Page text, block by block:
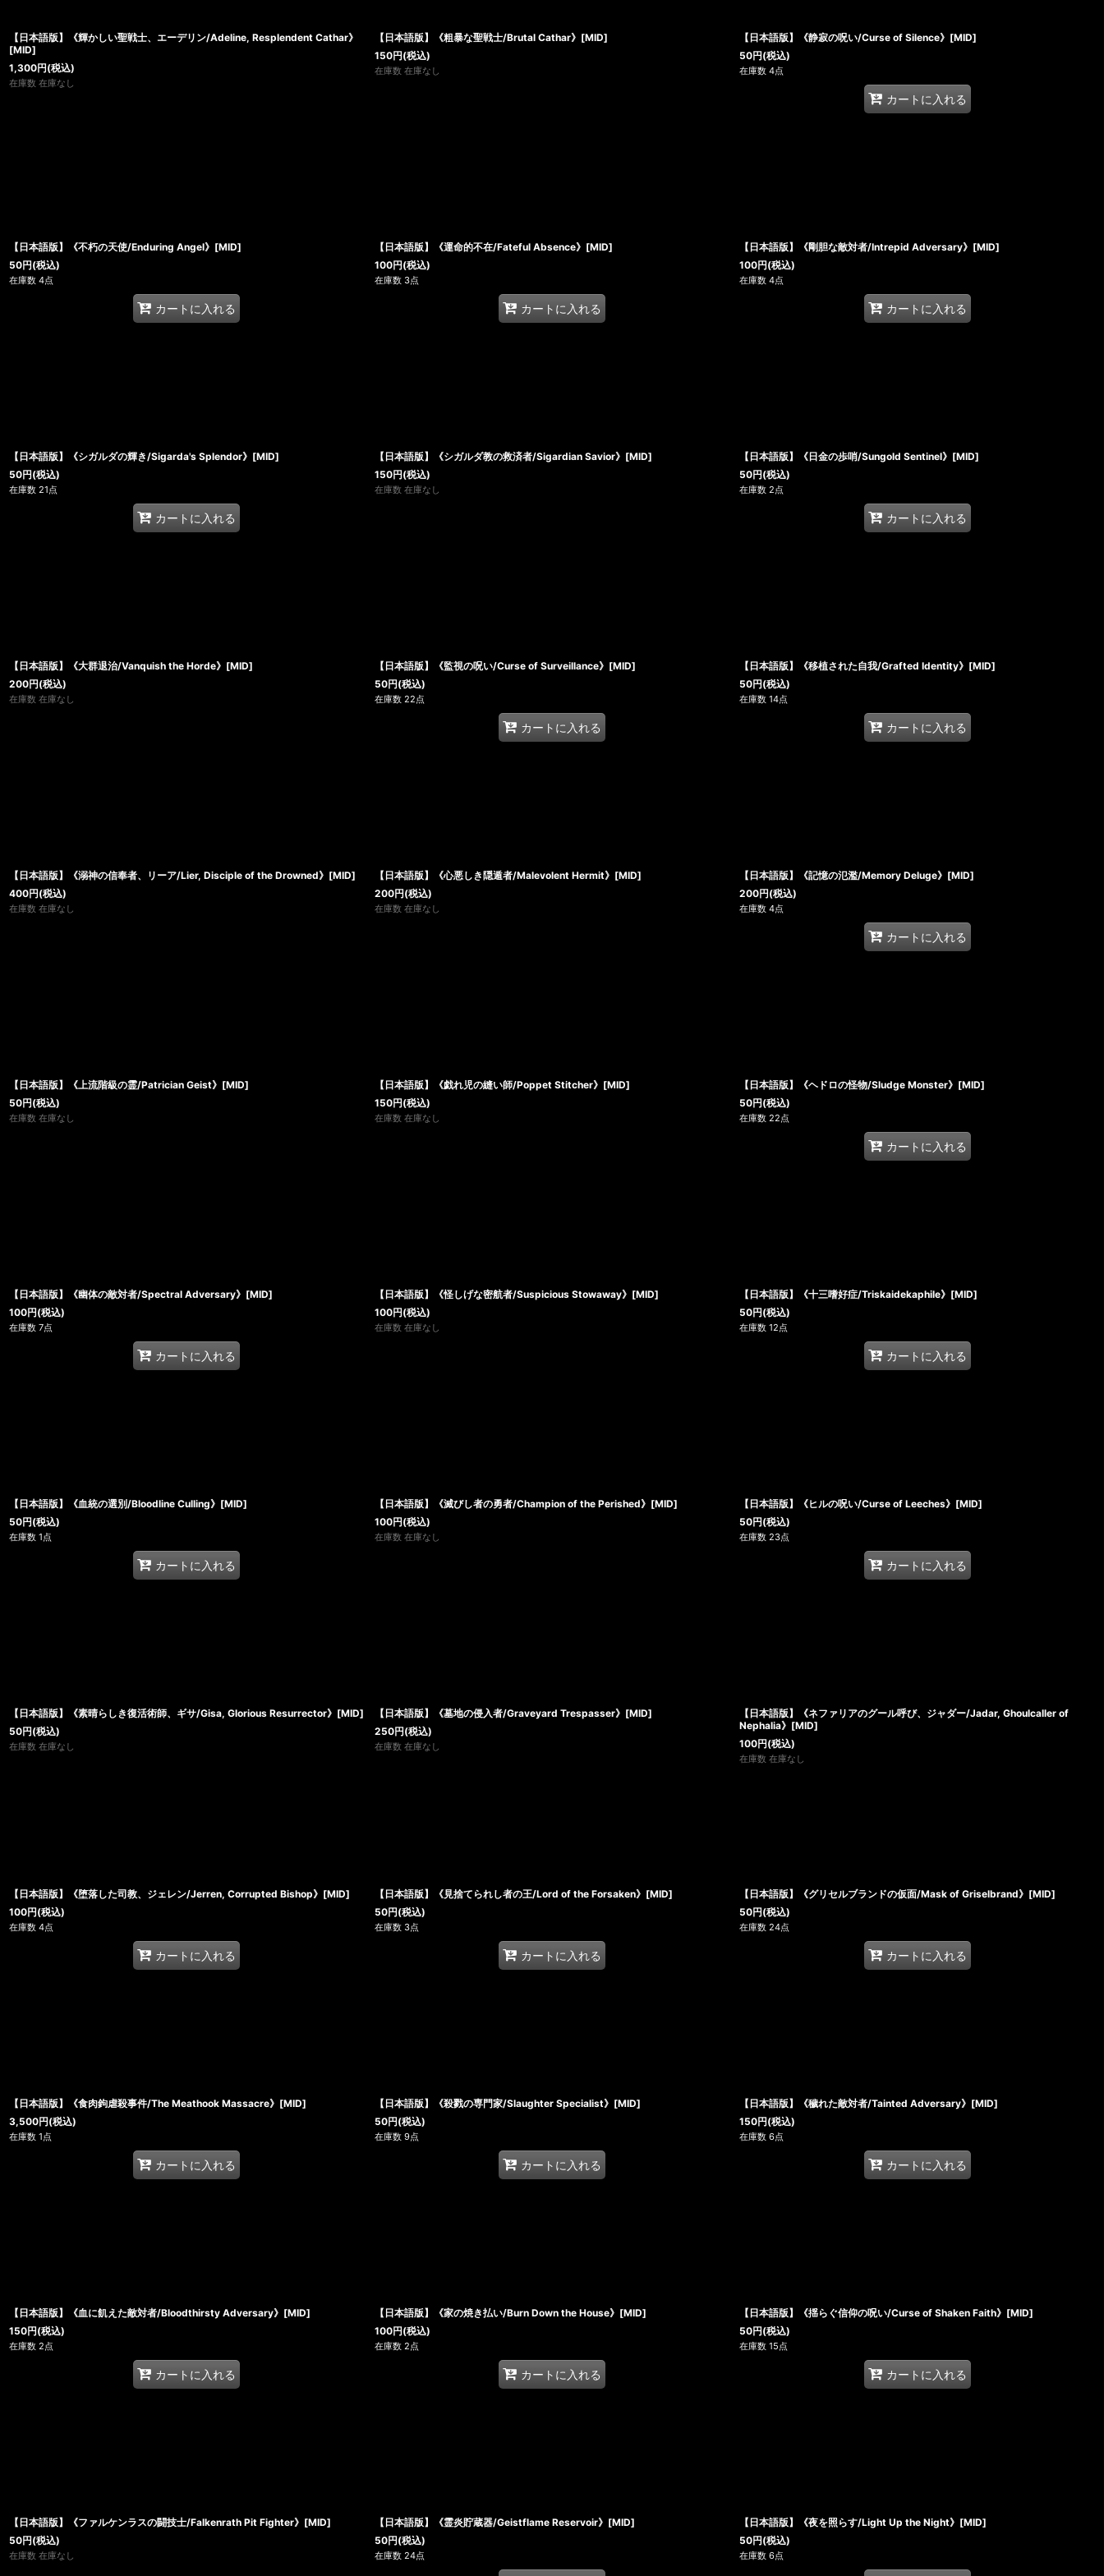
【日本語版】《輝かしい聖戦士、エーデリン/Adeline, Resplendent Cathar》
[MID]
1,300円(税込)
在庫数 在庫なし
【日本語版】《粗暴な聖戦士/Brutal Cathar》[MID]
150円(税込)
在庫数 在庫なし
【日本語版】《静寂の呪い/Curse of Silence》[MID]
50円(税込)
在庫数 4点
カートに入れる
【日本語版】《不朽の天使/Enduring Angel》[MID]
50円(税込)
在庫数 4点
カートに入れる
【日本語版】《運命的不在/Fateful Absence》[MID]
100円(税込)
在庫数 3点
カートに入れる
【日本語版】《剛胆な敵対者/Intrepid Adversary》[MID]
100円(税込)
在庫数 4点
カートに入れる
【日本語版】《シガルダの輝き/Sigarda's Splendor》[MID]
50円(税込)
在庫数 21点
カートに入れる
【日本語版】《シガルダ教の救済者/Sigardian Savior》[MID]
150円(税込)
在庫数 在庫なし
【日本語版】《日金の歩哨/Sungold Sentinel》[MID]
50円(税込)
在庫数 2点
カートに入れる
【日本語版】《大群退治/Vanquish the Horde》[MID]
200円(税込)
在庫数 在庫なし
【日本語版】《監視の呪い/Curse of Surveillance》[MID]
50円(税込)
在庫数 22点
カートに入れる
【日本語版】《移植された自我/Grafted Identity》[MID]
50円(税込)
在庫数 14点
カートに入れる
【日本語版】《溺神の信奉者、リーア/Lier, Disciple of the Drowned》[MID]
400円(税込)
在庫数 在庫なし
【日本語版】《心悪しき隠遁者/Malevolent Hermit》[MID]
200円(税込)
在庫数 在庫なし
【日本語版】《記憶の氾濫/Memory Deluge》[MID]
200円(税込)
在庫数 4点
カートに入れる
【日本語版】《上流階級の霊/Patrician Geist》[MID]
50円(税込)
在庫数 在庫なし
【日本語版】《戯れ児の縫い師/Poppet Stitcher》[MID]
150円(税込)
在庫数 在庫なし
【日本語版】《ヘドロの怪物/Sludge Monster》[MID]
50円(税込)
在庫数 22点
カートに入れる
【日本語版】《幽体の敵対者/Spectral Adversary》[MID]
100円(税込)
在庫数 7点
カートに入れる
【日本語版】《怪しげな密航者/Suspicious Stowaway》[MID]
100円(税込)
在庫数 在庫なし
【日本語版】《十三嗜好症/Triskaidekaphile》[MID]
50円(税込)
在庫数 12点
カートに入れる
【日本語版】《血統の選別/Bloodline Culling》[MID]
50円(税込)
在庫数 1点
カートに入れる
【日本語版】《滅びし者の勇者/Champion of the Perished》[MID]
100円(税込)
在庫数 在庫なし
【日本語版】《ヒルの呪い/Curse of Leeches》[MID]
50円(税込)
在庫数 23点
カートに入れる
【日本語版】《素晴らしき復活術師、ギサ/Gisa, Glorious Resurrector》[MID]
50円(税込)
在庫数 在庫なし
【日本語版】《墓地の侵入者/Graveyard Trespasser》[MID]
250円(税込)
在庫数 在庫なし
【日本語版】《ネファリアのグール呼び、ジャダー/Jadar, Ghoulcaller of
Nephalia》[MID]
100円(税込)
在庫数 在庫なし
【日本語版】《堕落した司教、ジェレン/Jerren, Corrupted Bishop》[MID]
100円(税込)
在庫数 4点
カートに入れる
【日本語版】《見捨てられし者の王/Lord of the Forsaken》[MID]
50円(税込)
在庫数 3点
カートに入れる
【日本語版】《グリセルブランドの仮面/Mask of Griselbrand》[MID]
50円(税込)
在庫数 24点
カートに入れる
【日本語版】《食肉鉤虐殺事件/The Meathook Massacre》[MID]
3,500円(税込)
在庫数 1点
カートに入れる
【日本語版】《殺戮の専門家/Slaughter Specialist》[MID]
50円(税込)
在庫数 9点
カートに入れる
【日本語版】《穢れた敵対者/Tainted Adversary》[MID]
150円(税込)
在庫数 6点
カートに入れる
【日本語版】《血に飢えた敵対者/Bloodthirsty Adversary》[MID]
150円(税込)
在庫数 2点
カートに入れる
【日本語版】《家の焼き払い/Burn Down the House》[MID]
100円(税込)
在庫数 2点
カートに入れる
【日本語版】《揺らぐ信仰の呪い/Curse of Shaken Faith》[MID]
50円(税込)
在庫数 15点
カートに入れる
【日本語版】《ファルケンラスの闘技士/Falkenrath Pit Fighter》[MID]
50円(税込)
在庫数 在庫なし
【日本語版】《霊炎貯蔵器/Geistflame Reservoir》[MID]
50円(税込)
在庫数 24点
【日本語版】《夜を照らす/Light Up the Night》[MID]
50円(税込)
在庫数 6点